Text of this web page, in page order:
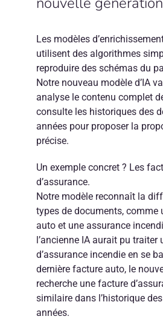
Les modèles
utilisent des algorithmes
reproduire des schémas du
Notre nouveau modèle d’IA
analyse le contenu complet
consulte les historiques des
années pour proposer la
précise.
Un exemple concret ? Les
d’assurance.
Notre modèle reconnaît la
types de documents, comme
auto et une assurance
l’ancienne IA aurait pu traiter
d’assurance incendie en se
dernière facture auto, le
recherche une facture
similaire dans l’historique
années.